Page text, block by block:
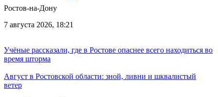
Ростов-на-Дону
7 августа 2026, 18:21
Учёные рассказали, где в Ростове опаснее всего находиться во
время шторма
Август в Ростовской области: зной, ливни и шквалистый
ветер